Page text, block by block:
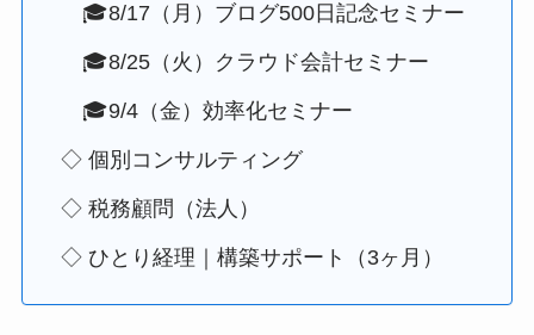
🎓8/17（月）ブログ500日記念セミナー
🎓8/25（火）クラウド会計セミナー
🎓9/4（金）効率化セミナー
◇ 個別コンサルティング
◇ 税務顧問（法人）
◇ ひとり経理｜構築サポート（3ヶ月）